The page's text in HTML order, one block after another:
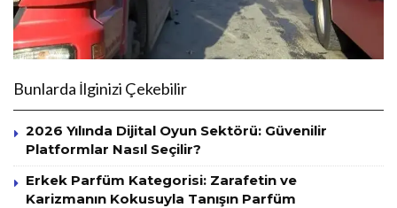
Bunlarda İlginizi Çekebilir
2026 Yılında Dijital Oyun Sektörü: Güvenilir
Platformlar Nasıl Seçilir?
Erkek Parfüm Kategorisi: Zarafetin ve
Karizmanın Kokusuyla Tanışın Parfüm